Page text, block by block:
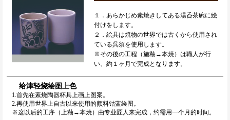
１．あらかじめ素焼きしてある湯呑茶碗に絵
付けをします。
２．絵具は焼物の世界では古くから使用され
ている呉須を使用します。
※その後の工程（施釉→本焼）は職人が行
い、約１ヶ月で完成となります。
给津轻烧绘图上色
1.首先在素烧陶器杯具上画上图案。
2.再使用世界上自古以来使用的颜料钴蓝绘图。
※这以后的工序（上釉→本焼）由专业匠人来完成，约需用一个月的时间。